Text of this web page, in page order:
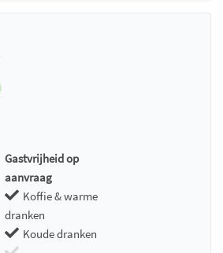
Gastvrijheid op
aanvraag
Koffie & warme
dranken
Koude dranken